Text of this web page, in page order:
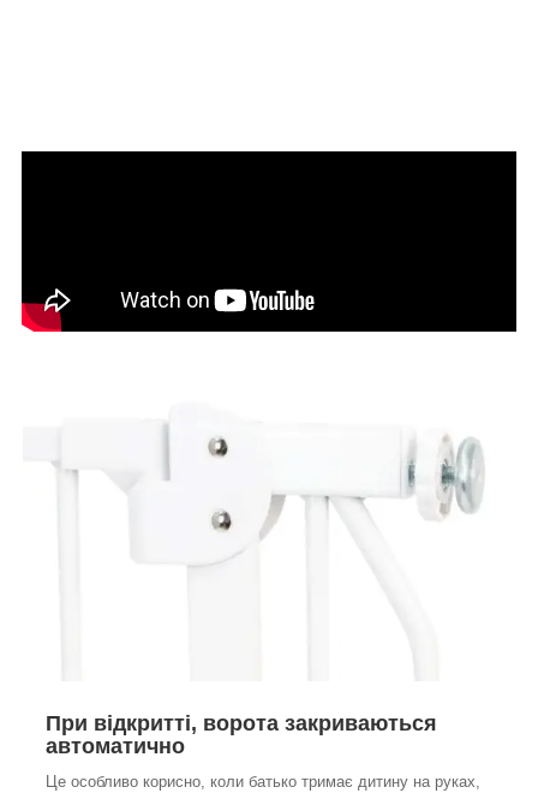
При відкритті, ворота закриваються
автоматично
Це особливо корисно, коли батько тримає дитину на руках,